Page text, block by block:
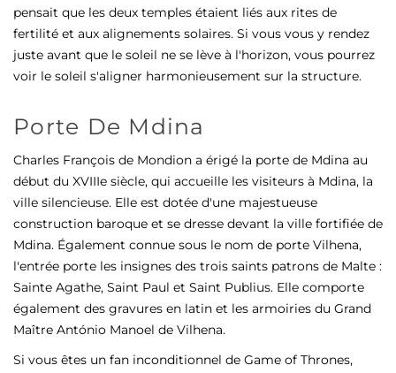
pensait que les deux temples étaient liés aux rites de
fertilité et aux alignements solaires. Si vous vous y rendez
juste avant que le soleil ne se lève à l'horizon, vous pourrez
voir le soleil s'aligner harmonieusement sur la structure.
Porte De Mdina
Charles François de Mondion a érigé la porte de Mdina au
début du XVIIIe siècle, qui accueille les visiteurs à Mdina, la
ville silencieuse. Elle est dotée d'une majestueuse
construction baroque et se dresse devant la ville fortifiée de
Mdina. Également connue sous le nom de porte Vilhena,
l'entrée porte les insignes des trois saints patrons de Malte :
Sainte Agathe, Saint Paul et Saint Publius. Elle comporte
également des gravures en latin et les armoiries du Grand
Maître António Manoel de Vilhena.
Si vous êtes un fan inconditionnel de Game of Thrones,